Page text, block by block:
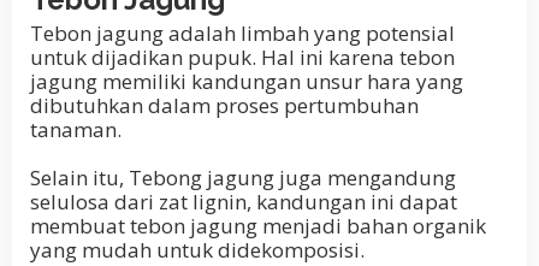
Tebon jagung adalah limbah yang potensial
untuk dijadikan pupuk. Hal ini karena tebon
jagung memiliki kandungan unsur hara yang
dibutuhkan dalam proses pertumbuhan
tanaman.
Selain itu, Tebong jagung juga mengandung
selulosa dari zat lignin, kandungan ini dapat
membuat tebon jagung menjadi bahan organik
yang mudah untuk didekomposisi.